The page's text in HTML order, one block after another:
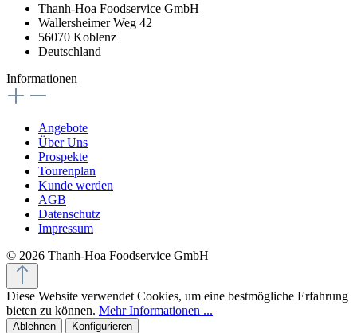
Thanh-Hoa Foodservice GmbH
Wallersheimer Weg 42
56070 Koblenz
Deutschland
Informationen
Angebote
Über Uns
Prospekte
Tourenplan
Kunde werden
AGB
Datenschutz
Impressum
© 2026 Thanh-Hoa Foodservice GmbH
Diese Website verwendet Cookies, um eine bestmögliche Erfahrung
bieten zu können. Mehr Informationen ...
Ablehnen Konfigurieren